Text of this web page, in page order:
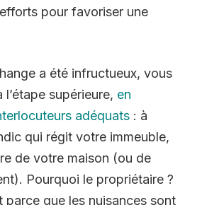
pour favoriser une
a été infructueux, vous
supérieure, en
adéquats : à
qui régit votre immeuble,
de votre maison (ou de
Pourquoi le propriétaire ?
parce que les nuisances sont